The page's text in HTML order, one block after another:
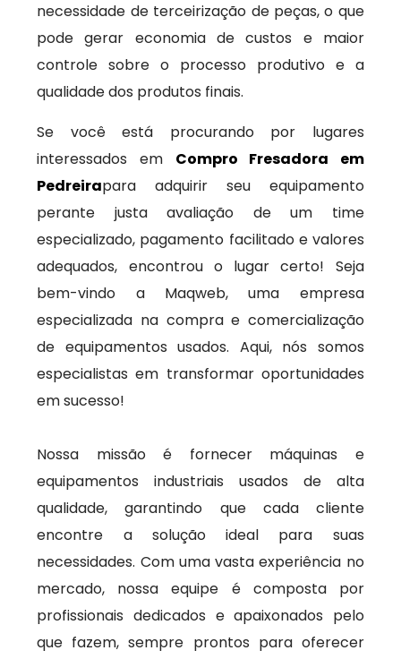
necessidade de terceirização de peças, o que
pode gerar economia de custos e maior
controle sobre o processo produtivo e a
qualidade dos produtos finais.
Se você está procurando por lugares
interessados em Compro Fresadora em
Pedreirapara adquirir seu equipamento
perante justa avaliação de um time
especializado, pagamento facilitado e valores
adequados, encontrou o lugar certo! Seja
bem-vindo a Maqweb, uma empresa
especializada na compra e comercialização
de equipamentos usados. Aqui, nós somos
especialistas em transformar oportunidades
em sucesso!
Nossa missão é fornecer máquinas e
equipamentos industriais usados de alta
qualidade, garantindo que cada cliente
encontre a solução ideal para suas
necessidades. Com uma vasta experiência no
mercado, nossa equipe é composta por
profissionais dedicados e apaixonados pelo
que fazem, sempre prontos para oferecer